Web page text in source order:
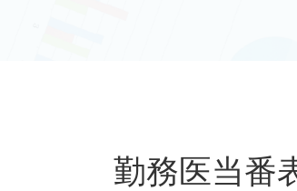
勤務医当番